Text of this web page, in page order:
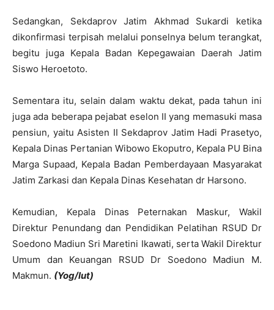
Sedangkan, Sekdaprov Jatim Akhmad Sukardi ketika
dikonfirmasi terpisah melalui ponselnya belum terangkat,
begitu juga Kepala Badan Kepegawaian Daerah Jatim
Siswo Heroetoto.
Sementara itu, selain dalam waktu dekat, pada tahun ini
juga ada beberapa pejabat eselon II yang memasuki masa
pensiun, yaitu Asisten II Sekdaprov Jatim Hadi Prasetyo,
Kepala Dinas Pertanian Wibowo Ekoputro, Kepala PU Bina
Marga Supaad, Kepala Badan Pemberdayaan Masyarakat
Jatim Zarkasi dan Kepala Dinas Kesehatan dr Harsono.
Kemudian, Kepala Dinas Peternakan Maskur, Wakil
Direktur Penundang dan Pendidikan Pelatihan RSUD Dr
Soedono Madiun Sri Maretini Ikawati, serta Wakil Direktur
Umum dan Keuangan RSUD Dr Soedono Madiun M.
Makmun. (Yog/lut)